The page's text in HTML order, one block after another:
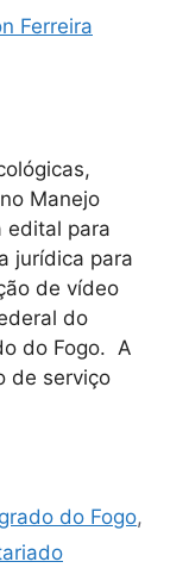
Ferreira
Manejo
edital para
jurídica para
de vídeo
do
do Fogo. A
de serviço
do Fogo,